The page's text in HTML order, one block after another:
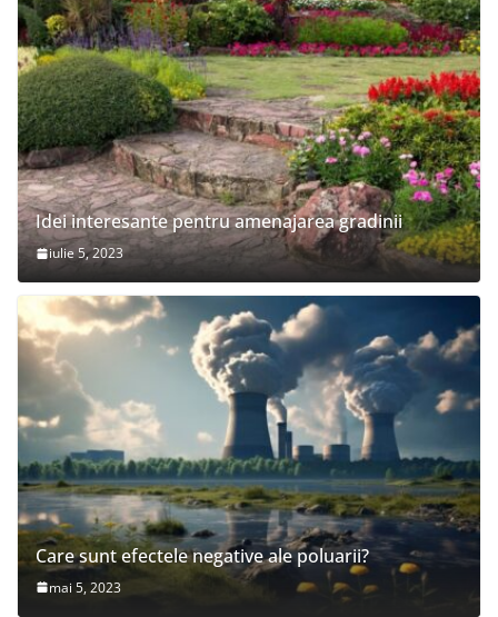
Idei interesante pentru amenajarea gradinii
iulie 5, 2023
Care sunt efectele negative ale poluarii?
mai 5, 2023